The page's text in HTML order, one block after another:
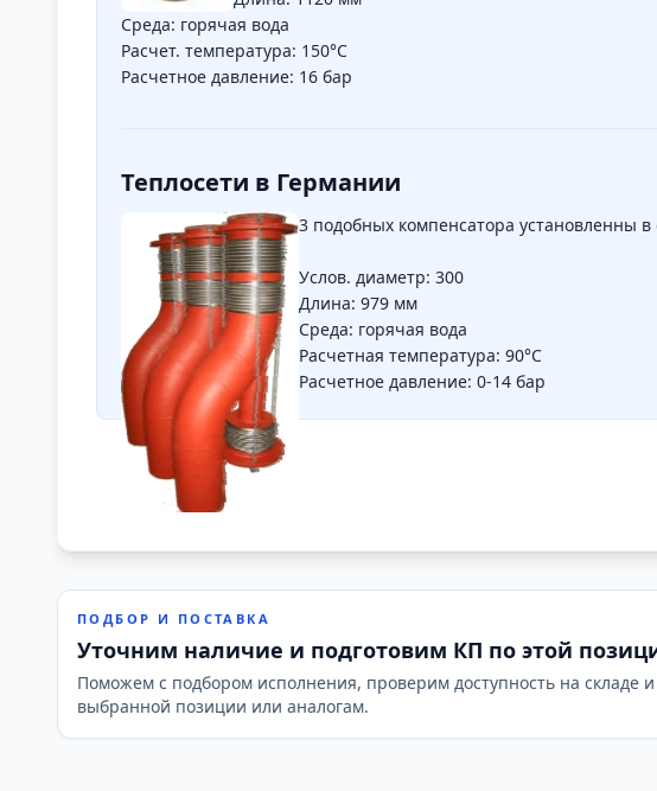
Среда: горячая вода
Расчет. температура: 150°C
Расчетное давление: 16 бар
Теплосети в Германии
3 подобных компенсатора установленны
Услов. диаметр: 300
Длина: 979 мм
Среда: горячая вода
Расчетная температура: 90°C
Расчетное давление: 0-14 бар
ПОДБОР И ПОСТАВКА
Уточним наличие и подготовим КП по этой
Поможем с подбором исполнения, проверим доступность на складе
выбранной позиции или аналогам.